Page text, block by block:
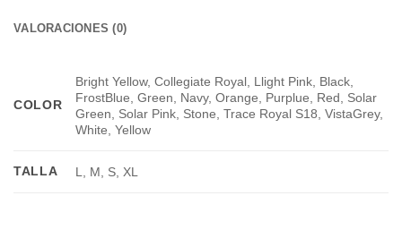
VALORACIONES (0)
COLOR
Bright Yellow, Collegiate Royal, Llight Pink, Black,
FrostBlue, Green, Navy, Orange, Purplue, Red, Solar
Green, Solar Pink, Stone, Trace Royal S18, VistaGrey,
White, Yellow
TALLA L, M, S, XL